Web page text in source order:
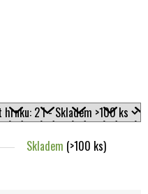
Skladem (>100 ks)